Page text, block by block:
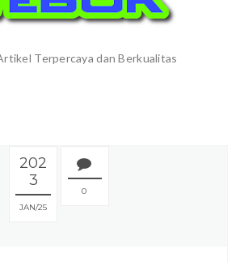
Terpercaya dan Berkualitas
202
3
JAN 25
0